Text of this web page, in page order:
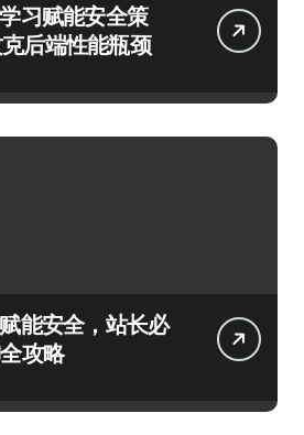
习赋能安全策
后端性能瓶颈
能安全，站长必
攻略